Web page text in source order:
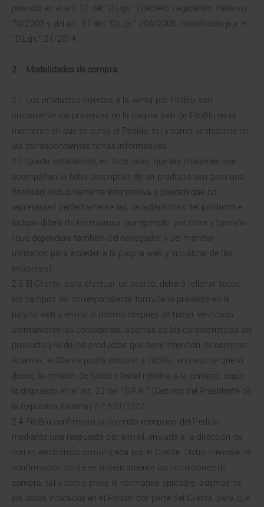
previsto en el art. 12 del “D.Lgs.” (Decreto Legislativo Italiano)
70/2003 y del art. 51 del “D.Lgs.” 206/2005, modificado por el
“D.Lgs.” 21/2014.
2. Modalidades de compra
2.1 Los productos puestos a la venta por FiloBlu son
únicamente los presentes en la página web de FiloBlu en el
momento en que se cursa el Pedido, tal y como se describe en
las correspondientes fichas informativas.
2.2 Queda establecido, en todo caso, que las imágenes que
acompañan la ficha descriptiva de un producto son para una
finalidad exclusivamente informativa y pueden que no
representen perfectamente las características del producto e
incluso diferir de las mismas, por ejemplo, por color y tamaño
(que dependerá también del navegador y del monitor
utilizados para acceder a la página web y visualizar de las
imágenes).
2.3 El Cliente, para efectuar un pedido, deberá rellenar todos
los campos del correspondiente formulario presente en la
página web y enviar el mismo después de haber verificado
atentamente las condiciones, además de las características del
producto y/o de los productos que tiene intención de comprar.
Además, el Cliente podrá solicitar a FiloBlu, en caso de que lo
desee, la emisión de factura fiscal relativa a la compra, según
lo dispuesto en el art. 22 del “D.P.R.” (Decreto del Presidente de
la República Italiana) n.º 633/1972.
2.4 FiloBlu confirmará la correcta recepción del Pedido
mediante una respuesta por e-mail, enviada a la dirección de
correo electrónico comunicada por el Cliente. Dicho mensaje de
confirmación contiene sintéticamente las condiciones de
compra, tal y como prevé la normativa aplicable, además de
los datos indicados en el Pedido por parte del Cliente, para que